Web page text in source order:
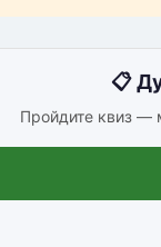
📋
Пройдите квиз —